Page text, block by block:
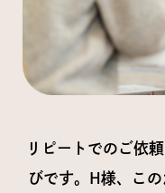
リピートでのご依
びです。H様、こ